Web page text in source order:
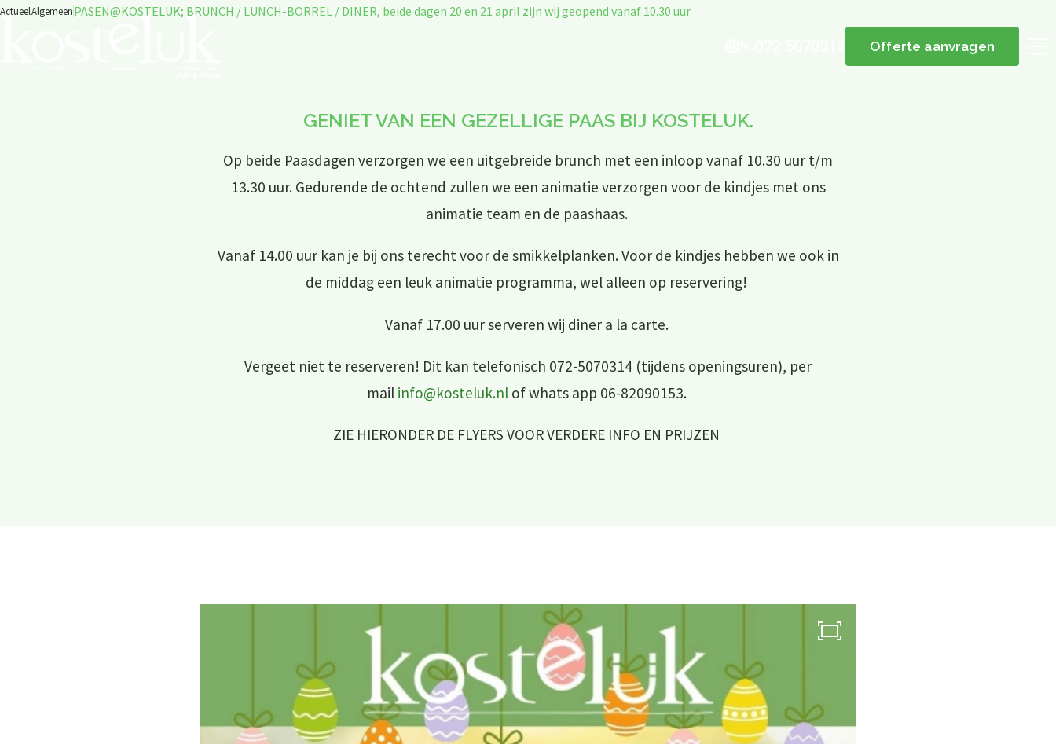
Offerte aanvragen
Over ons
Menukaart
Arrangementen
ActueelAlgemeenPASEN@KOSTELUK; BRUNCH / LUNCH-BORREL / DINER, beide dagen 20 en 21 april zijn wij geopend vanaf 10.30 uur.
GENIET VAN EEN GEZELLIGE PAAS BIJ KOSTELUK.
Op beide Paasdagen verzorgen we een uitgebreide brunch met een inloop vanaf 10.30 uur t/m
13.30 uur. Gedurende de ochtend zullen we een animatie verzorgen voor de kindjes met ons
animatie team en de paashaas.
Vanaf 14.00 uur kan je bij ons terecht voor de smikkelplanken. Voor de kindjes hebben we ook in
de middag een leuk animatie programma, wel alleen op reservering!
Vanaf 17.00 uur serveren wij diner a la carte.
Vergeet niet te reserveren! Dit kan telefonisch 072-5070314 (tijdens openingsuren), per
mail info@kosteluk.nlof whats app 06-82090153.
ZIE HIERONDER DE FLYERS VOOR VERDERE INFO EN PRIJZEN